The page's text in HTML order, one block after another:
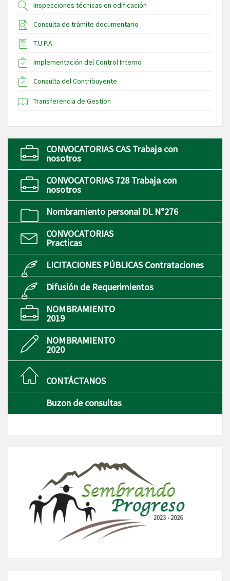
Inspecciones técnicas en edificación
Consulta de trámite documentario
T.U.P.A.
Implementación del Control Interno
Consulta del Contribuyente
Transferencia de Gestion
CONVOCATORIAS CAS Trabaja con
nosotros
CONVOCATORIAS 728 Trabaja con
nosotros
Nombramiento personal DL N°276
CONVOCATORIAS
Practicas
LICITACIONES PÚBLICAS Contrataciones
Difusión de Requerimientos
NOMBRAMIENTO
2019
NOMBRAMIENTO
2020
CONTÁCTANOS
Buzon de consultas